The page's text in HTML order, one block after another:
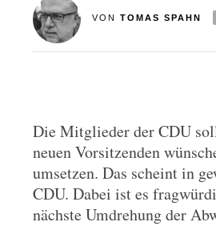
VON TOMAS SPAHN
Die Mitglieder der CDU
neuen Vorsitzenden
umsetzen. Das scheint in
CDU. Dabei ist es
nächste Umdrehung der